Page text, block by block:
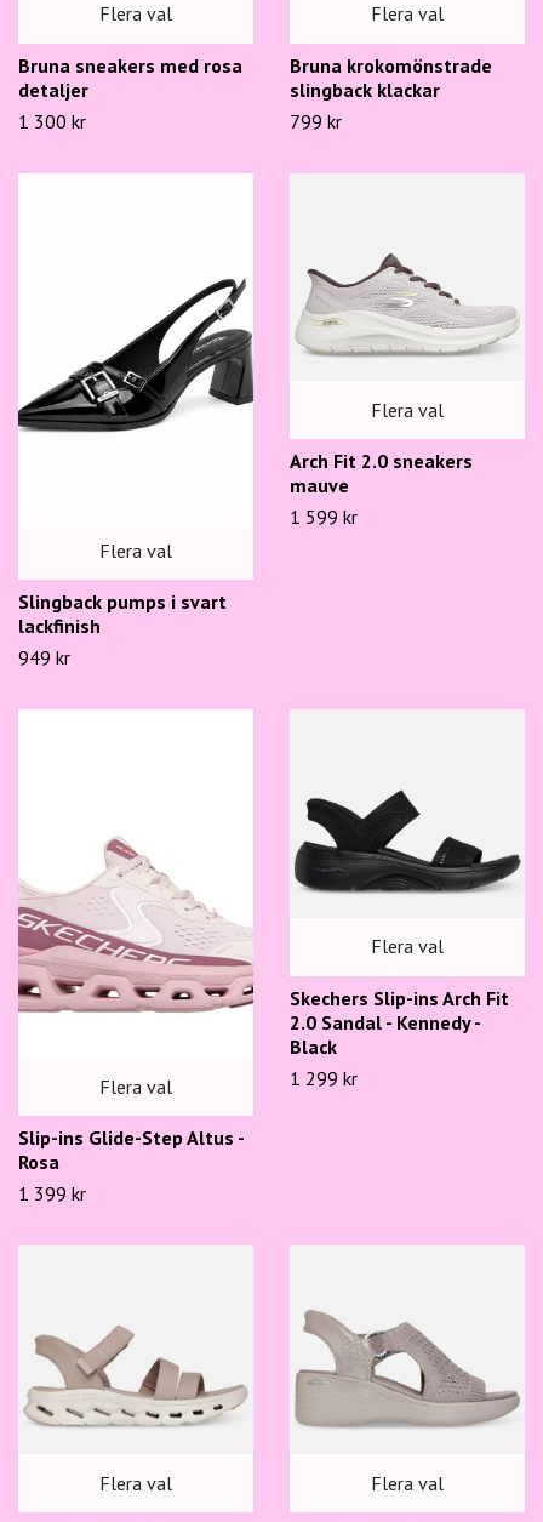
Flera val
Bruna sneakers med rosa
detaljer
1 300 kr
Flera val
Bruna krokomönstrade
slingback klackar
799 kr
Flera val
Slingback pumps i svart
lackfinish
949 kr
Flera val
Arch Fit 2.0 sneakers
mauve
1 599 kr
Flera val
Slip-ins Glide-Step Altus -
Rosa
1 399 kr
Flera val
Skechers Slip-ins Arch Fit
2.0 Sandal - Kennedy -
Black
1 299 kr
Flera val Flera val